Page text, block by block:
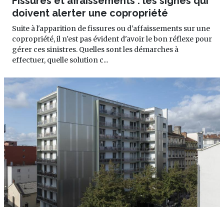
doivent alerter une copropriété
Suite à l'apparition de fissures ou d'affaissements sur une
copropriété, il n'est pas évident d'avoir le bon réflexe pour
gérer ces sinistres. Quelles sont les démarches à
effectuer, quelle solution c...